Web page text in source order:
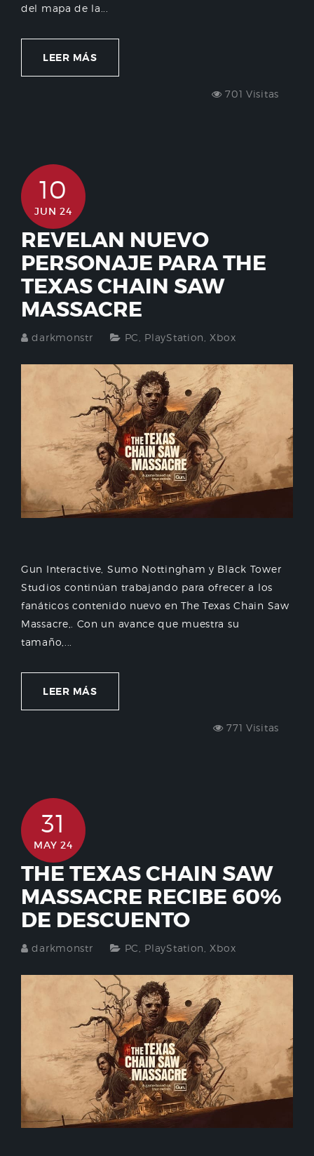
del mapa de la...
LEER MÁS
701 Visitas
10
JUN 24
REVELAN NUEVO
PERSONAJE PARA THE
TEXAS CHAIN SAW
MASSACRE
darkmonstr PC PlayStation Xbox
Gun Interactive, Sumo Nottingham y Black Tower
Studios continúan trabajando para ofrecer a los
fanáticos contenido nuevo en The Texas Chain Saw
Massacre,. Con un avance que muestra su
tamaño,...
LEER MÁS
771 Visitas
31
MAY 24
THE TEXAS CHAIN SAW
MASSACRE RECIBE 60%
DE DESCUENTO
darkmonstr PC PlayStation Xbox